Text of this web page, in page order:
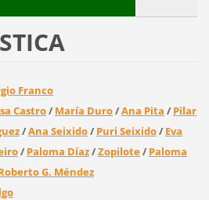
Franco
Castro/ María Duro/Ana Pita / Pilar
/Ana Seixido/ Puri Seixido/ Eva
/ Paloma Díaz/Zopilote/ Paloma
G. Méndez